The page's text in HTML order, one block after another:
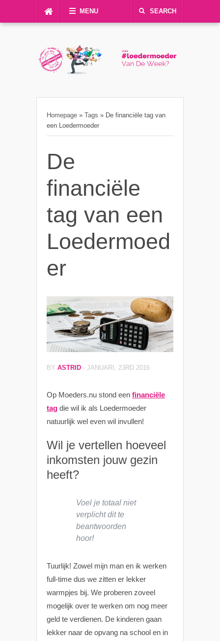
MENU SEARCH
Homepage » Tags » De financiële tag van
een Loedermoeder
De
financiële
tag van een
Loedermoed
er
BY ASTRID - JANUARI, 23RD 2016
Op Moeders.nu stond een financiële
tag die wil ik als Loedermoeder
natuurlijk wel even wil invullen!
Wil je vertellen hoeveel
inkomsten jouw gezin
heeft?
Voel je totaal niet
verplicht dit te
beantwoorden
hoor!
Tuurlijk! Zowel mijn man en ik werken
full-time dus we zitten er lekker
warmpjes bij. We proberen zoveel
mogelijk over te werken om nog meer
geld te verdienen. De kinderen gaan
lekker naar de opvang na school en in